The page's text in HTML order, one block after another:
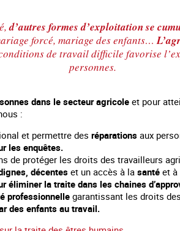
d’autres formes d’exploitation se
forcé, mariage des enfants…
de travail difficile favorise
personnes.
dans le secteur agricole et pour
:
et permettre des réparations aux
les enquêtes.
de protéger les droits des travailleurs
décenteset un accès à la santé et à
éliminer la traite dans les chaines
professionnelle garantissant les droits
des enfants au travail.